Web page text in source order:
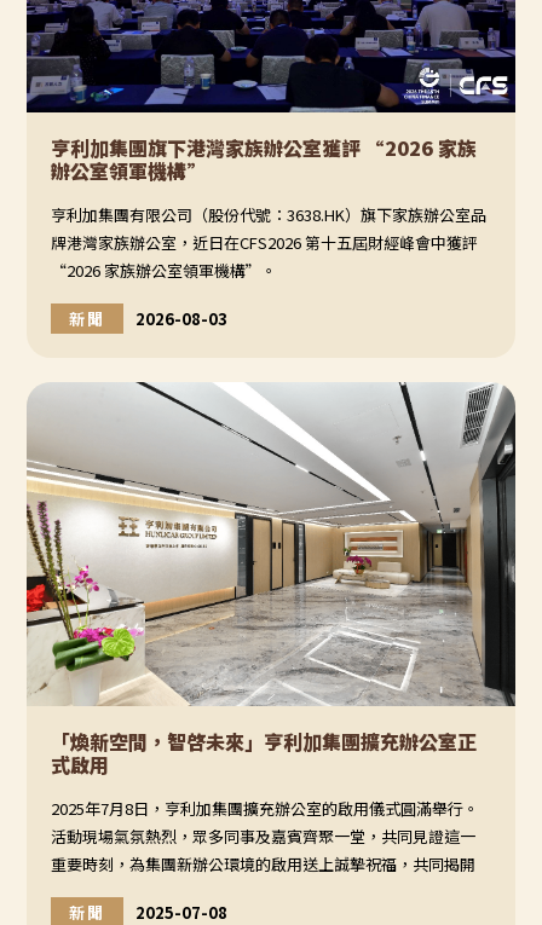
亨利加集團旗下港灣家族辦公室獲評 “2026 家族
辦公室領軍機構”
亨利加集團有限公司（股份代號：3638.HK）旗下家族辦公室品
牌港灣家族辦公室，近日在CFS2026 第十五屆財經峰會中獲評
“2026 家族辦公室領軍機構”。
新聞 2026-08-03
「煥新空間，智啓未來」亨利加集團擴充辦公室正
式啟用
2025年7月8日，亨利加集團擴充辦公室的啟用儀式圓滿舉行。
活動現場氣氛熱烈，眾多同事及嘉賓齊聚一堂，共同見證這一
重要時刻，為集團新辦公環境的啟用送上誠摯祝福，共同揭開
亨利加集團的新篇章！
新聞
2025-07-08